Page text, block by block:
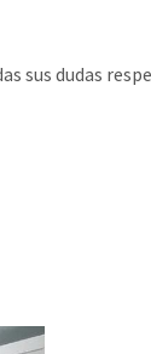
sus dudas